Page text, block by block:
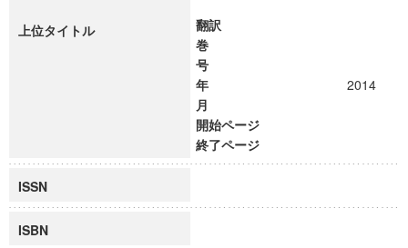
上位タイトル
翻訳
巻
号
年
2014
月
開始ページ
終了ページ
ISSN
ISBN